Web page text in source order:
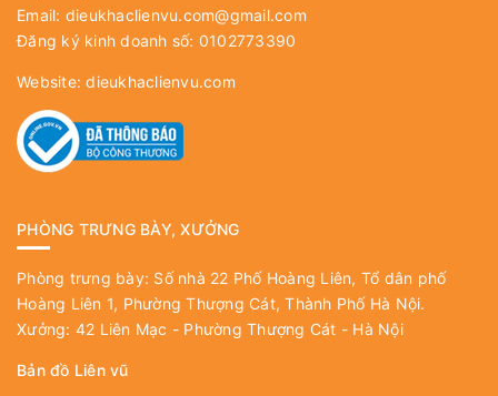
Email: dieukhaclienvu.com@gmail.com
Đăng ký kinh doanh số: 0102773390
Website:dieukhaclienvu.com
PHÒNG TRƯNG BÀY, XƯỞNG
Phòng trưng bày: Số nhà 22 Phố Hoàng Liên, Tổ dân phố
Hoàng Liên 1, Phường Thượng Cát, Thành Phố Hà Nội.
Xưởng: 42 Liên Mạc - Phường Thượng Cát - Hà Nội
Bản đồ Liên vũ